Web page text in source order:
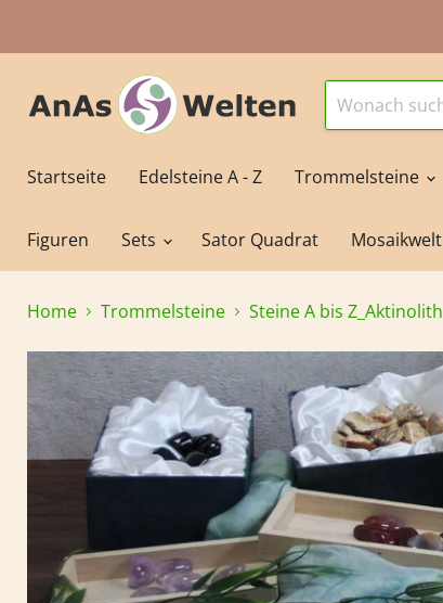
Startseite
Edelsteine A - Z Trommelsteine
Figuren Sets Sator Quadrat Mosaikwelt
Home Trommelsteine Steine A bis Z_Aktinolith